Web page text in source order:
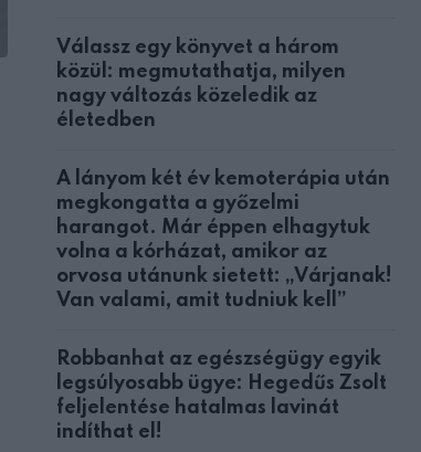
Válassz egy könyvet a három
közül: megmutathatja, milyen
nagy változás közeledik az
életedben
A lányom két év kemoterápia után
megkongatta a győzelmi
harangot. Már éppen elhagytuk
volna a kórházat, amikor az
orvosa utánunk sietett: „Várjanak!
Van valami, amit tudniuk kell”
Robbanhat az egészségügy egyik
legsúlyosabb ügye: Hegedűs Zsolt
feljelentése hatalmas lavinát
indíthat el!